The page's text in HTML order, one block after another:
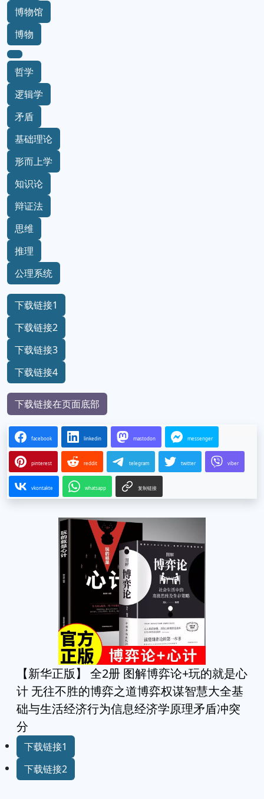
博物馆
博物
哲学
逻辑学
矛盾
基础理论
形而上学
知识论
辩证法
思维
推理
公理系统
下载链接1
下载链接2
下载链接3
下载链接4
下载链接在页面底部
facebook linkedin mastodon messenger
pinterest reddit telegram twitter viber
vkontakte whatsapp 复制链接
【新华正版】 全2册 图解博弈论+玩的就是心
计 无往不胜的博弈之道博弈权谋智慧大全基
础与生活经济行为信息经济学原理矛盾冲突
分
下载链接1
下载链接2